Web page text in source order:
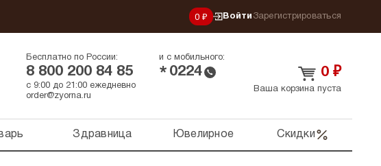
0 ₽ Войти Зарегистрироваться
Бесплатно по России:
8 800 200 84 85
и с мобильного:
* 0224
с 9:00 до 21:00 ежедневно
order@zyorna.ru
0 ₽
Ваша корзина пуста
Здравница Ювелирное Скидки